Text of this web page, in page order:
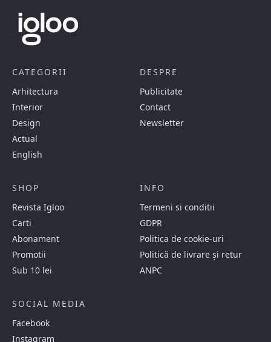
CATEGORII
Arhitectura
Interior
Design
Actual
English
DESPRE
Publicitate
Contact
Newsletter
SHOP
Revista Igloo
Carti
Abonament
Promotii
Sub 10 lei
INFO
Termeni si conditii
GDPR
Politica de cookie-uri
Politică de livrare și retur
ANPC
SOCIAL MEDIA
Facebook
Instagram